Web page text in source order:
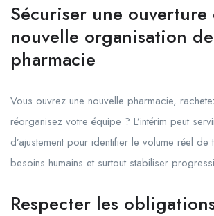
Sécuriser une ouverture
nouvelle organisation
pharmacie
Vous ouvrez une nouvelle pharmacie,
réorganisez votre équipe ? L’intérim peut
d’ajustement pour identifier le volume réel de
besoins humains et surtout stabiliser
Respecter les